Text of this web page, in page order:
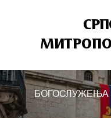
БОГОСЛУЖЕЊА